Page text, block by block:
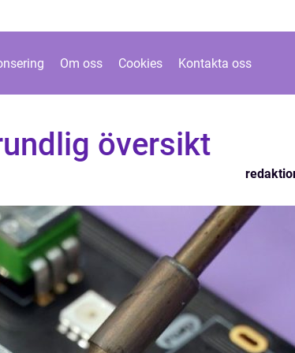
Om oss Cookies Kontakta oss
översikt